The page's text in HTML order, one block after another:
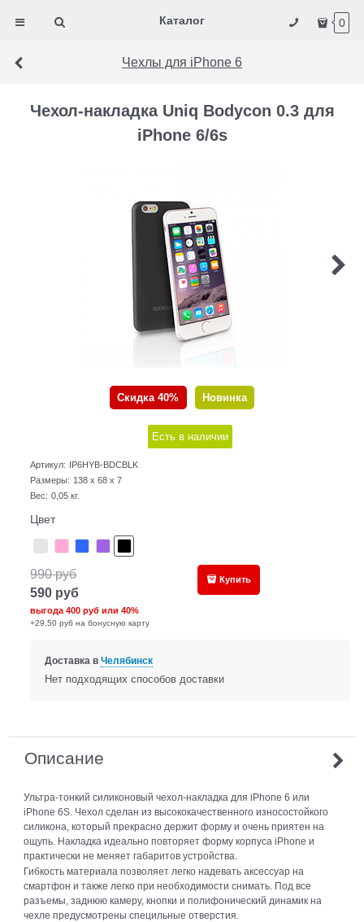
Каталог 0
Чехлы для iPhone 6
Чехол-накладка Uniq Bodycon 0.3 для
iPhone 6/6s
Скидка 40% Новинка
Есть в наличии
Артикул:
IP6HYB-BDCBLK
Размеры: 138 x 68 x 7
Вес: 0,05 кг.
Цвет
990 руб
590 руб
выгода400 руб или40%
+29,50 руб на бонусную карту
Купить
Доставка в Челябинск
Нет подходящих способов доставки
Описание
Ультра-тонкий силиконовый чехол-накладка для iPhone 6 или
iPhone 6S. Чехол сделан из высококачественного износостойкого
силикона, который прекрасно держит форму и очень приятен на
ощупь. Накладка идеально повторяет форму корпуса iPhone и
практически не меняет габаритов устройства.
Гибкость материала позволяет легко надевать аксессуар на
смартфон и также легко при необходимости снимать. Под все
разъемы, заднюю камеру, кнопки и полифонический динамик на
чехле предусмотрены специльные отверстия.